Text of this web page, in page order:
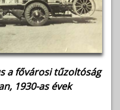
a fővárosi tűzoltóság
1930-as évek